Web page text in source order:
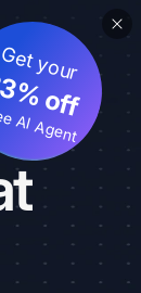
Get your
off
AI Agent